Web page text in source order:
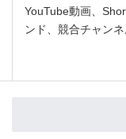
YouTube動画、
ンド、競合チャンネ